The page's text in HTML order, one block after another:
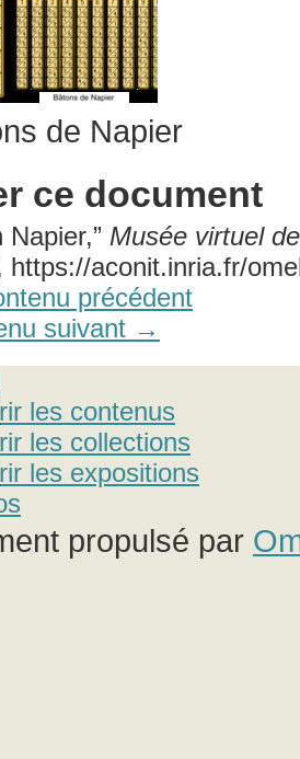
de Napier
ce document
Napier,” Musée virtuel
https://aconit.inria.fr/
précédent
suivant →
les contenus
les collections
les expositions
propulsé par